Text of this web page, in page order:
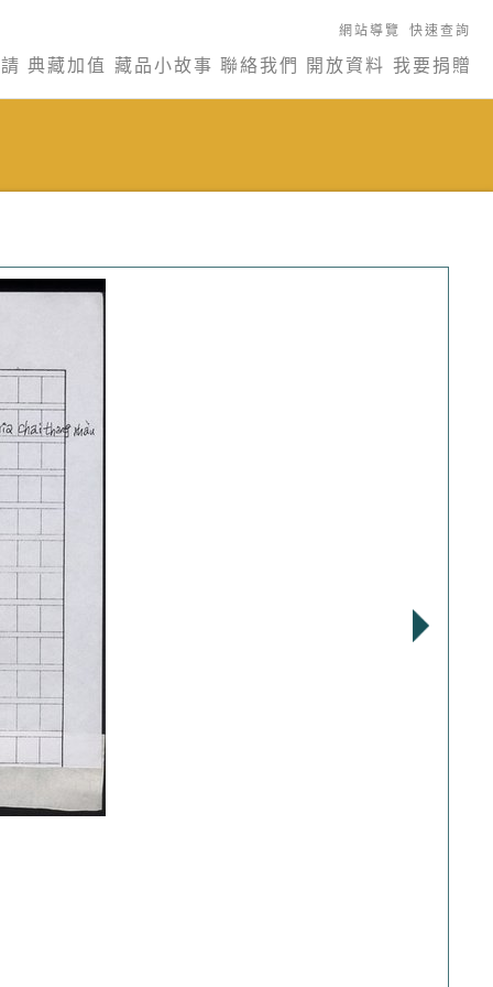
網站導覽 快速查詢
典藏加值 藏品小故事 聯絡我們 開放資料 我要捐贈